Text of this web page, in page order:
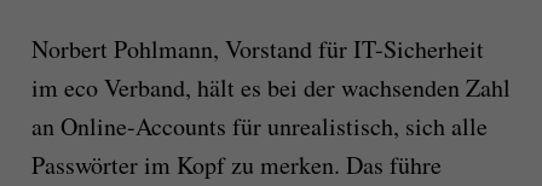
Norbert Pohlmann, Vorstand für IT-Sicherheit
im eco Verband, hält es bei der wachsenden Zahl
an Online-Accounts für unrealistisch, sich alle
Passwörter im Kopf zu merken. Das führe